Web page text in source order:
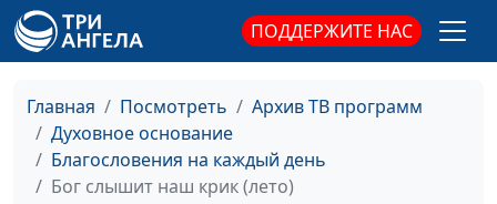
ПОДДЕРЖИТЕ НАС
Главная Посмотреть
Архив ТВ программ
Духовное основание
Благословения на каждый день
Бог слышит наш крик (лето)
Когда случаются
несчастья (осень)
Михаил Севастьянов,
священнослужитель
#288
Когда случаются
несчастья (лето)
Михаил Севастьянов,
Когда случаются
Михаил Севастьянов,